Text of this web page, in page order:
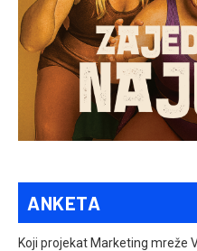
ANKETA
Koji projekat Marketing mreže